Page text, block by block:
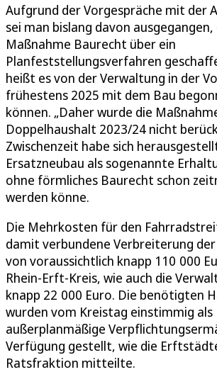
Aufgrund der Vorgespräche mit der
sei man bislang davon
Maßnahme Baurecht über ein
Planfeststellungsverfahren
heißt es von der Verwaltung in der
frühestens 2025 mit dem Bau
können. „Daher wurde die
Doppelhaushalt 2023/24 nicht
Zwischenzeit habe sich
Ersatzneubau als sogenannte
ohne förmliches Baurecht schon
werden könne.
Die Mehrkosten für den
damit verbundene Verbreiterung
von voraussichtlich knapp 110 000
Rhein-Erft-Kreis, wie auch die
knapp 22 000 Euro. Die benötigten
wurden vom Kreistag einstimmig als
außerplanmäßige
Verfügung gestellt, wie die
Ratsfraktion mitteilte.